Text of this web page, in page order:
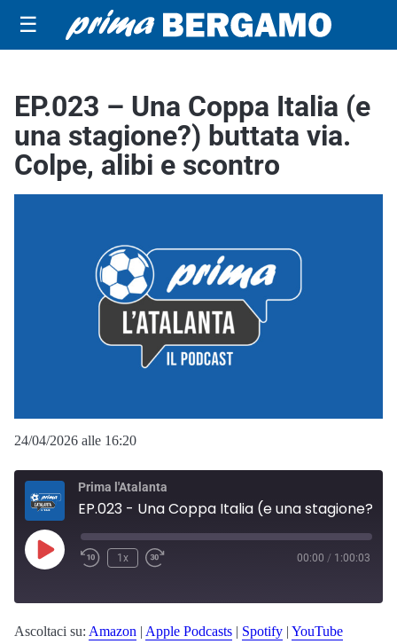
☰
EP.023 – Una Coppa Italia (e
una stagione?) buttata via.
Colpe, alibi e scontro
24/04/2026 alle 16:20
Prima l'Atalanta
Play
Episode
1x 00:00 / 1:00:03
Ascoltaci su: Amazon | Apple Podcasts | Spotify | YouTube